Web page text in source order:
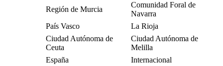
Región de Murcia
Comunidad Foral de
Navarra
País Vasco
La Rioja
Ciudad Autónoma de
Ceuta
Ciudad Autónoma de
Melilla
España
Internacional